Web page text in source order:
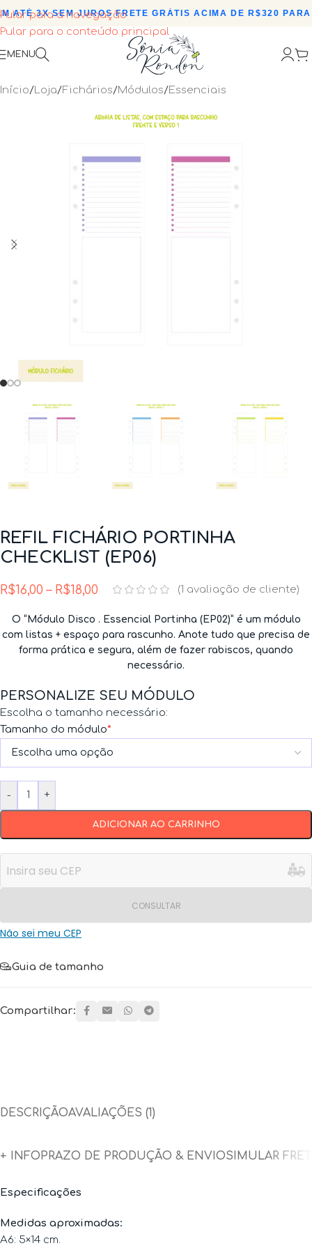
Pular para a navegação
Pular para o conteúdo principal
ATÉ 3X SEM JUROS•FRETE GRÁTIS ACIMA DE R$320 PARA
MENU
Início/Loja/Fichários/Módulos/Essenciais
REFIL FICHÁRIO PORTINHA
CHECKLIST (EP06)
R$16,00 – R$18,00 (1 avaliação de cliente)
O “Módulo Disco . Essencial Portinha (EP02)” é um módulo
com listas + espaço para rascunho. Anote tudo que precisa de
forma prática e segura, além de fazer rabiscos, quando
necessário.
PERSONALIZE SEU MÓDULO
Escolha o tamanho necessário:
*
Tamanho do módulo
- +
ADICIONAR AO CARRINHO
CONSULTAR
Não sei meu CEP
Guia de tamanho
Compartilhar:
DESCRIÇÃOAVALIAÇÕES (1)
+ INFO PRAZO DE PRODUÇÃO & ENVIOSIMULAR
Especificações
Medidas aproximadas:
A6: 5×14 cm.